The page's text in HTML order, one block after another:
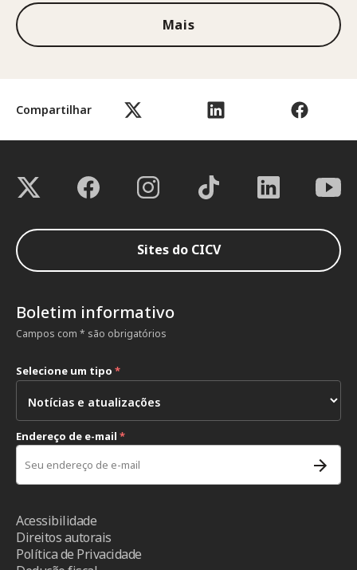
Compartilhar
Mais
Sites do CICV
Boletim informativo
Campos com * são obrigatórios
Selecione um tipo *
Endereço de e-mail *
Acessibilidade
Direitos autorais
Política de Privacidade